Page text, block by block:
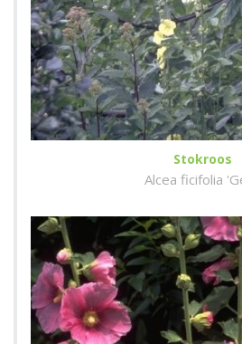
Stokroos
Alcea ficifolia